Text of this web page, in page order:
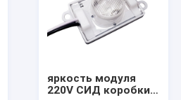
яркость модуля
220V СИД коробки